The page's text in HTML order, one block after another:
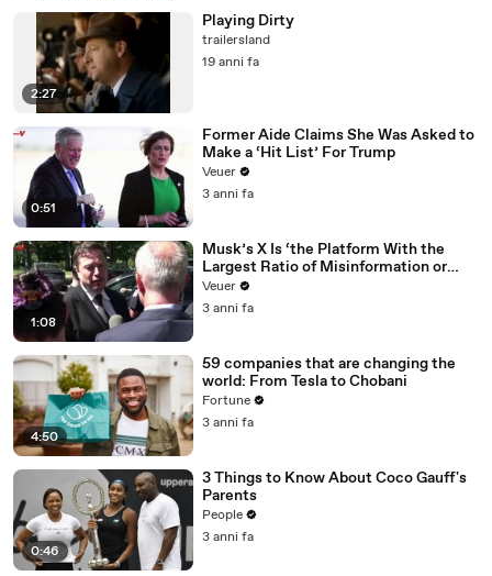
2:27
Playing Dirty
trailersland
19 anni fa
0:51
Former Aide Claims She Was Asked to
Make a ‘Hit List’ For Trump
Veuer
3 anni fa
1:08
Musk’s X Is ‘the Platform With the
Largest Ratio of Misinformation or
Disinformation’ Amongst All Social
Media Platforms
Veuer
3 anni fa
4:50
59 companies that are changing the
world: From Tesla to Chobani
Fortune
3 anni fa
0:46
3 Things to Know About Coco Gauff's
Parents
People
3 anni fa